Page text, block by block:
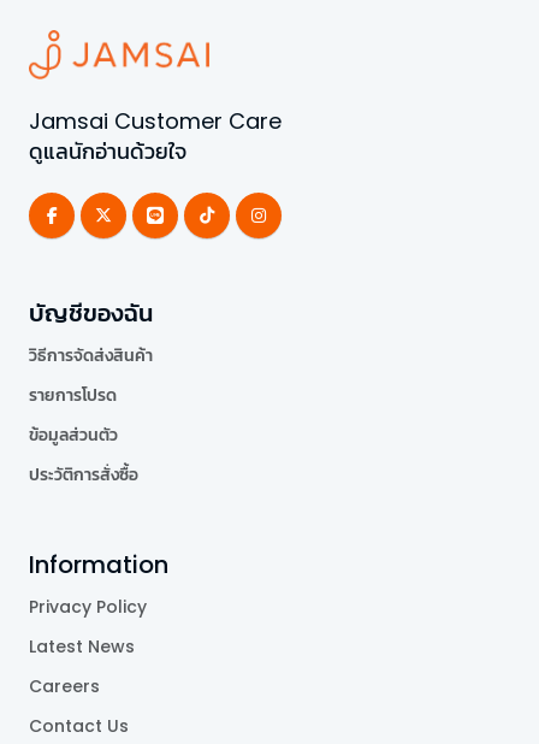
Jamsai Customer Care
ดูแลนักอ่านด้วยใจ
บัญชีของฉัน
วิธีการจัดส่งสินค้า
รายการโปรด
ข้อมูลส่วนตัว
ประวัติการสั่งซื้อ
Information
Privacy Policy
Latest News
Careers
Contact Us